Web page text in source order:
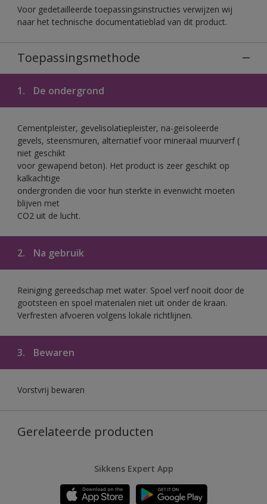
Voor gedetailleerde toepassingsinstructies verwijzen wij
naar het technische documentatieblad van dit product.
Toepassingsmethode
1. De ondergrond
Cementpleister, gevelisolatiepleister, na-geïsoleerde
gevels, steensmuren, alternatief voor mineraal muurverf (
niet geschikt
voor gewapend beton). Het product is zeer geschikt op
kalkachtige
ondergronden die voor hun sterkte in evenwicht moeten
blijven met
CO2 uit de lucht.
2. Na gebruik
Reiniging gereedschap met water. Spoel verf nooit door de
gootsteen en spoel materialen niet uit onder de kraan.
Verfresten afvoeren volgens lokale richtlijnen.
3. Bewaren
Vorstvrij bewaren
Gerelateerde producten
Sikkens Expert App